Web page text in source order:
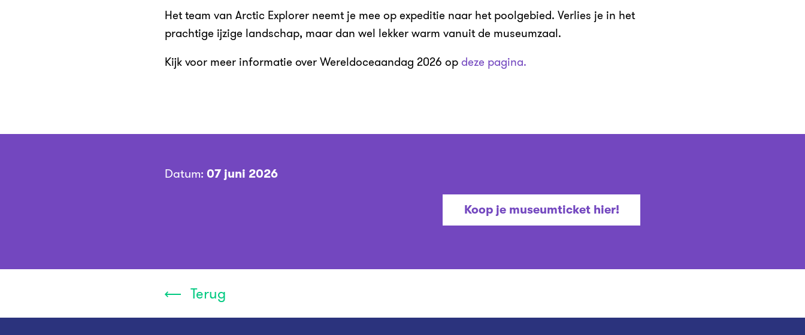
Het team van Arctic Explorer neemt je mee op expeditie naar het poolgebied. Verlies je in het
prachtige ijzige landschap, maar dan wel lekker warm vanuit de museumzaal.
Kijk voor meer informatie over Wereldoceaandag 2026 op deze pagina.
Datum: 07 juni 2026
Koop je museumticket hier!
Terug